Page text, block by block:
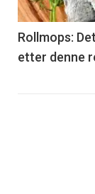
-
6
Rollmops:
etter denne